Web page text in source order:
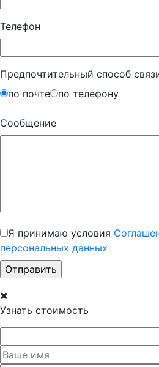
Телефон
Предпочтительный способ
по почте
по телефону
Сообщение
Я принимаю условия
персональных данных
Узнать стоимость